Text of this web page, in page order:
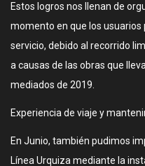
Estos logros nos llenan de
momento en que los
servicio, debido al recorrido
a causas de las obras que
mediados de 2019.
Experiencia de viaje y
En Junio, también pudimos
Línea Urquiza mediante la